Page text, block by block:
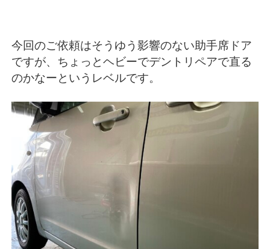
今回のご依頼はそうゆう影響のない助手席ドア
ですが、ちょっとヘビーでデントリペアで直る
のかなーというレベルです。